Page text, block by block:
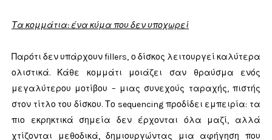
Τα κομμάτια: ένα κύμα που δεν υποχωρεί
Παρότι δεν υπάρχουν fillers, ο δίσκος λειτουργεί καλύτερα
ολιστικά. Κάθε κομμάτι μοιάζει σαν θραύσμα ενός
μεγαλύτερου μοτίβου – μιας συνεχούς ταραχής, πιστής
στον τίτλο του δίσκου. Το sequencing προδίδει εμπειρία: τα
πιο εκρηκτικά σημεία δεν έρχονται όλα μαζί, αλλά
χτίζονται μεθοδικά, δημιουργώντας μια αφήγηση που